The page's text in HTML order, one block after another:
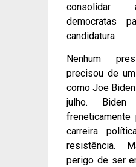
consolidar
democratas
candidatura
Nenhum
precisou de
como Joe
julho. Biden
carreira
resistência.
perigo de ser